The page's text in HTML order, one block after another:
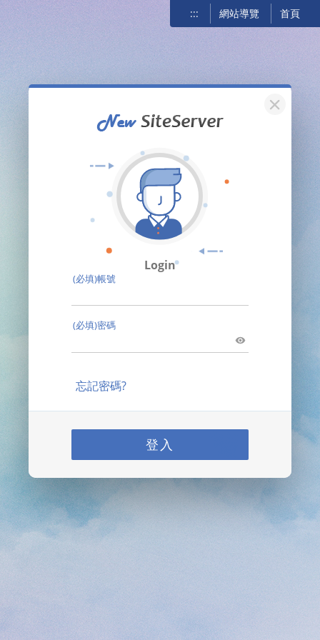
::: 網站導覽 首頁
關閉
Login
(必填)帳號
(必填)密碼
忘記密碼?
登入